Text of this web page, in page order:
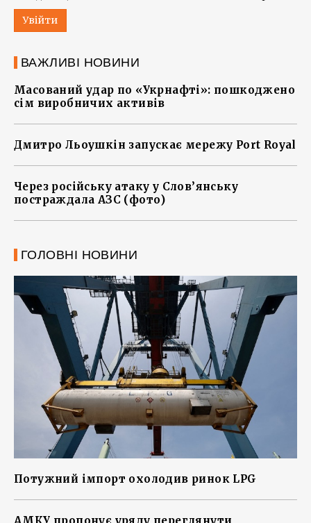
Увійти
ВАЖЛИВІ НОВИНИ
Масований удар по «Укрнафті»: пошкоджено
сім виробничих активів
Дмитро Льоушкін запускає мережу Port Royal
Через російську атаку у Слов’янську
постраждала АЗС (фото)
ГОЛОВНІ НОВИНИ
Потужний імпорт охолодив ринок LPG